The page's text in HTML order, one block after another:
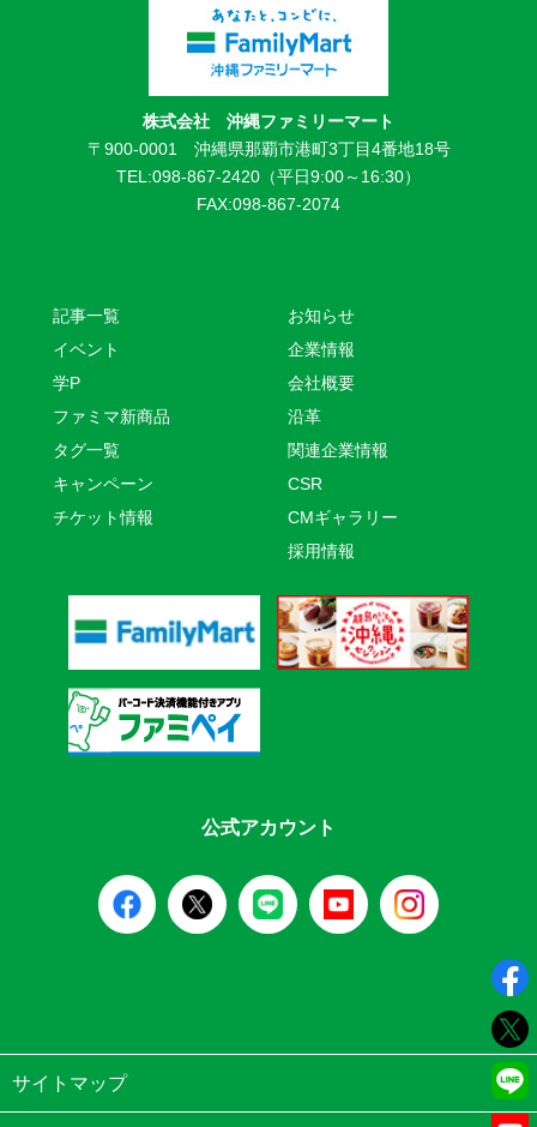
株式会社 沖縄ファミリーマート
〒900-0001 沖縄県那覇市港町3丁目4番地18号
TEL:098-867-2420（平日9:00～16:30）
FAX:098-867-2074
記事一覧
イベント
学P
ファミマ新商品
タグ一覧
キャンペーン
チケット情報
お知らせ
企業情報
会社概要
沿革
関連企業情報
CSR
CMギャラリー
採用情報
公式アカウント
サイトマップ